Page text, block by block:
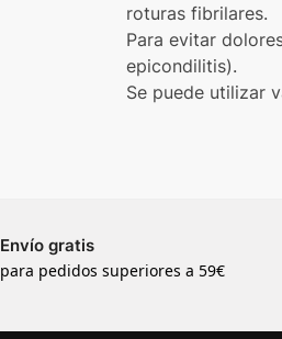
roturas fibrilares.
Para evitar
epicondilitis).
Se puede utilizar
Envío gratis
para pedidos superiores a 59€